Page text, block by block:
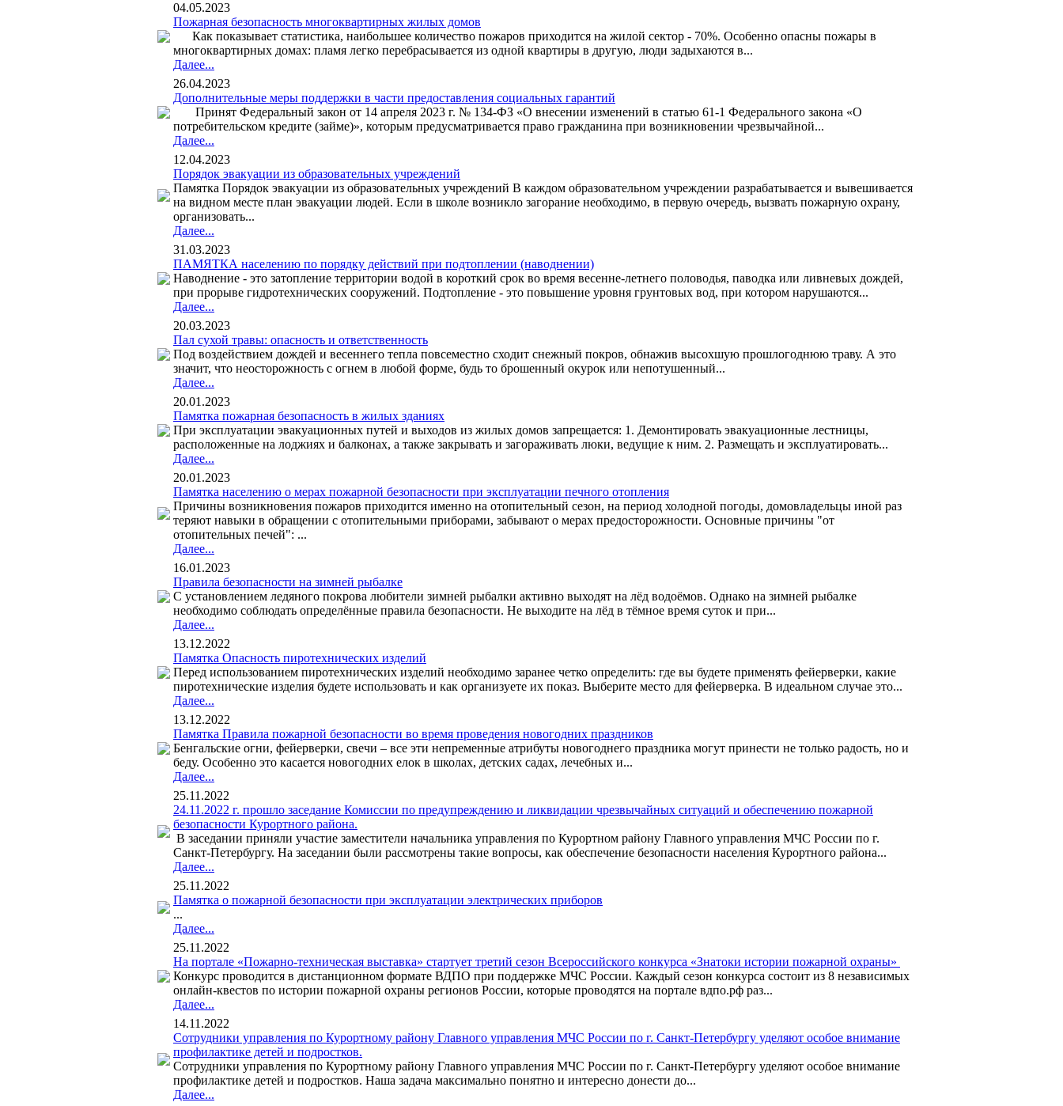
04.05.2023
Пожарная безопасность многоквартирных жилых домов
Как показывает статистика, наибольшее количество пожаров приходится на жилой сектор - 70%. Особенно опасны пожары в
многоквартирных домах: пламя легко перебрасывается из одной квартиры в другую, люди задыхаются в...
Далее...
26.04.2023
Дополнительные меры поддержки в части предоставления социальных гарантий
Принят Федеральный закон от 14 апреля 2023 г. № 134-ФЗ «О внесении изменений в статью 61-1 Федерального закона «О
потребительском кредите (займе)», которым предусматривается право гражданина при возникновении чрезвычайной...
Далее...
12.04.2023
Порядок эвакуации из образовательных учреждений
Памятка Порядок эвакуации из образовательных учреждений В каждом образовательном учреждении разрабатывается и вывешивается
на видном месте план эвакуации людей. Если в школе возникло загорание необходимо, в первую очередь, вызвать пожарную охрану,
организовать...
Далее...
31.03.2023
ПАМЯТКА населению по порядку действий при подтоплении (наводнении)
Наводнение - это затопление территории водой в короткий срок во время весенне-летнего половодья, паводка или ливневых дождей,
при прорыве гидротехнических сооружений. Подтопление - это повышение уровня грунтовых вод, при котором нарушаются...
Далее...
20.03.2023
Пал сухой травы: опасность и ответственность
Под воздействием дождей и весеннего тепла повсеместно сходит снежный покров, обнажив высохшую прошлогоднюю траву. А это
значит, что неосторожность с огнем в любой форме, будь то брошенный окурок или непотушенный...
Далее...
20.01.2023
Памятка пожарная безопасность в жилых зданиях
При эксплуатации эвакуационных путей и выходов из жилых домов запрещается: 1. Демонтировать эвакуационные лестницы,
расположенные на лоджиях и балконах, а также закрывать и загораживать люки, ведущие к ним. 2. Размещать и эксплуатировать...
Далее...
20.01.2023
Памятка населению о мерах пожарной безопасности при эксплуатации печного отопления
Причины возникновения пожаров приходится именно на отопительный сезон, на период холодной погоды, домовладельцы иной раз
теряют навыки в обращении с отопительными приборами, забывают о мерах предосторожности. Основные причины "от
отопительных печей": ...
Далее...
16.01.2023
Правила безопасности на зимней рыбалке
С установлением ледяного покрова любители зимней рыбалки активно выходят на лёд водоёмов. Однако на зимней рыбалке
необходимо соблюдать определённые правила безопасности. Не выходите на лёд в тёмное время суток и при...
Далее...
13.12.2022
Памятка Опасность пиротехнических изделий
Перед использованием пиротехнических изделий необходимо заранее четко определить: где вы будете применять фейерверки, какие
пиротехнические изделия будете использовать и как организуете их показ. Выберите место для фейерверка. В идеальном случае это...
Далее...
13.12.2022
Памятка Правила пожарной безопасности во время проведения новогодних праздников
Бенгальские огни, фейерверки, свечи – все эти непременные атрибуты новогоднего праздника могут принести не только радость, но и
беду. Особенно это касается новогодних елок в школах, детских садах, лечебных и...
Далее...
25.11.2022
24.11.2022 г. прошло заседание Комиссии по предупреждению и ликвидации чрезвычайных ситуаций и обеспечению пожарной
безопасности Курортного района.
В заседании приняли участие заместители начальника управления по Курортном району Главного управления МЧС России по г.
Санкт-Петербургу. На заседании были рассмотрены такие вопросы, как обеспечение безопасности населения Курортного района...
Далее...
25.11.2022
Памятка о пожарной безопасности при эксплуатации электрических приборов
...
Далее...
25.11.2022
На портале «Пожарно-техническая выставка» стартует третий сезон Всероссийского конкурса «Знатоки истории пожарной охраны»
Конкурс проводится в дистанционном формате ВДПО при поддержке МЧС России. Каждый сезон конкурса состоит из 8 независимых
онлайн-квестов по истории пожарной охраны регионов России, которые проводятся на портале вдпо.рф раз...
Далее...
14.11.2022
Сотрудники управления по Курортному району Главного управления МЧС России по г. Санкт-Петербургу уделяют особое внимание
профилактике детей и подростков.
Сотрудники управления по Курортному району Главного управления МЧС России по г. Санкт-Петербургу уделяют особое внимание
профилактике детей и подростков. Наша задача максимально понятно и интересно донести до...
Далее...